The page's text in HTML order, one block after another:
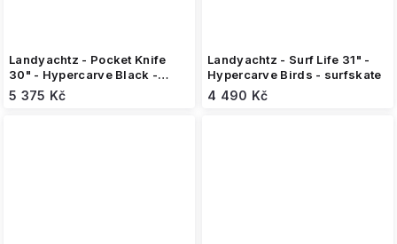
Landyachtz - Pocket Knife
30" - Hypercarve Black -
surfskate
5 375 Kč
Landyachtz - Surf Life 31" -
Hypercarve Birds - surfskate
4 490 Kč